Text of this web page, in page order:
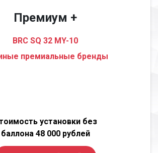
Премиум +
BRC SQ 32 MY-10
премиальные бренды
установки без
баллона 48 000 рублей